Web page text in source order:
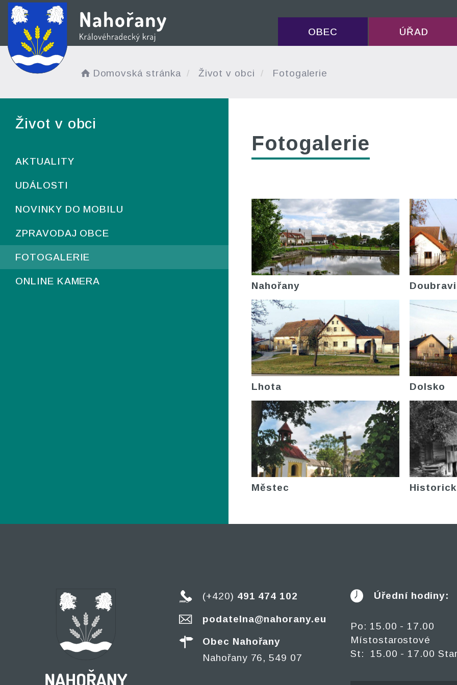
OBEC ÚŘAD
Domovská stránka Život v obci Fotogalerie
Život v obci
AKTUALITY
UDÁLOSTI
NOVINKY DO MOBILU
ZPRAVODAJ OBCE
FOTOGALERIE
ONLINE KAMERA
Fotogalerie
Nahořany
Lhota Dolsko
Městec
(+420) 491 474 102
podatelna@nahorany.eu
Obec Nahořany
Nahořany 76, 549 07
Úřední hodiny:
Po: 15.00 - 17.00
Místostarostové
St: 15.00 - 17.00